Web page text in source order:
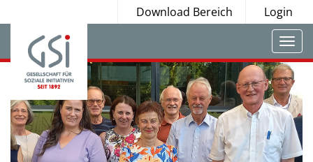
Download Bereich Login